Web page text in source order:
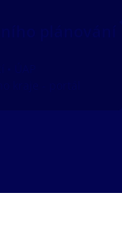
plánování
kraje - portál